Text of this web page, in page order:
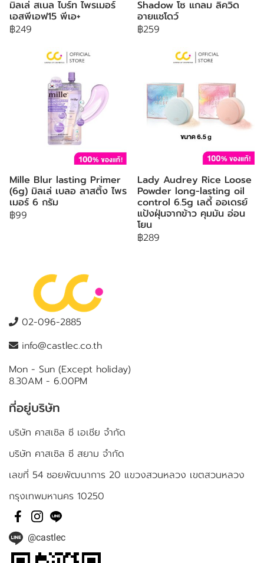
มิลเล่ สเนล ไบร์ท ไพรเมอร์
เอสพีเอฟ15 พีเอ+
฿249
Shadow โซ แกลม ลิควิด
อายแชโดว์
฿259
Mille Blur lasting Primer
(6g) มิลเล่ เบลอ ลาสติ้ง ไพร
เมอร์ 6 กรัม
฿99
Lady Audrey Rice Loose
Powder long-lasting oil
control 6.5g เลดี้ ออเดรย์
แป้งฝุ่นจากข้าว คุมมัน อ่อน
โยน
฿289
02-096-2885
info@castlec.co.th
Mon - Sun (Except holiday)
8.30AM - 6.00PM
ที่อยู่บริษัท
บริษัท คาสเซิล ซี เอเชีย จำกัด
บริษัท คาสเซิล ซี สยาม จำกัด
เลขที่ 54 ซอยพัฒนาการ 20 แขวงสวนหลวง เขตสวนหลวง
กรุงเทพมหานคร 10250
@castlec